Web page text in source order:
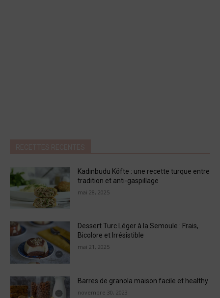
Kadınbudu Köfte : une recette turque entre
tradition et anti-gaspillage
mai 28, 2025
Dessert Turc Léger à la Semoule : Frais,
Bicolore et Irrésistible
mai 21, 2025
Barres de granola maison facile et healthy
novembre 30, 2023